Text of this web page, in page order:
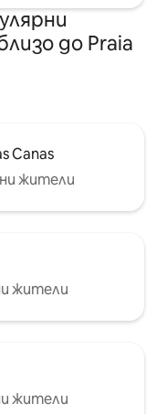
до Praia
Canas
жители
жители
жители